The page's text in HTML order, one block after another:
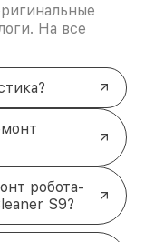
На все
робота-
S9?